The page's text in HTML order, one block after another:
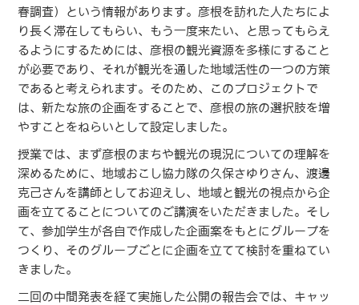
春調査）という情報があります。彦根を訪れた人たちによ
り長く滞在してもらい、もう一度来たい、と思ってもらえ
るようにするためには、彦根の観光資源を多様にすること
が必要であり、それが観光を通した地域活性の一つの方策
であると考えられます。そのため、このプロジェクトで
は、新たな旅の企画をすることで、彦根の旅の選択肢を増
やすことをねらいとして設定しました。
授業では、まず彦根のまちや観光の現況についての理解を
深めるために、地域おこし協力隊の久保さゆりさん、渡邊
克己さんを講師としてお迎えし、地域と観光の視点から企
画を立てることについてのご講演をいただきました。そし
て、参加学生が各自で作成した企画案をもとにグループを
つくり、そのグループごとに企画を立てて検討を重ねてい
きました。
二回の中間発表を経て実施した公開の報告会では、キャッ